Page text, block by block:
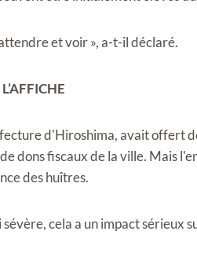
et voir », a-t-il déclaré.
d'Hiroshima, avait offert
dons fiscaux de la ville. Mais
des huîtres.
cela a un impact sérieux